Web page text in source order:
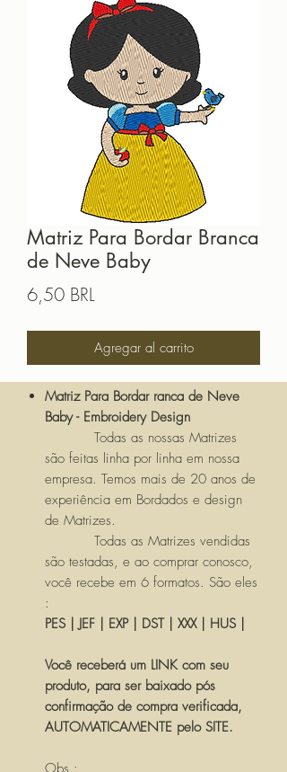
Matriz Para Bordar Branca
de Neve Baby
6,50 BRL
Agregar al carrito
Matriz Para Bordar ranca de Neve
Baby - Embroidery Design
Todas as nossas Matrizes
são feitas linha por linha em nossa
empresa. Temos mais de 20 anos de
experiência em Bordados e design
de Matrizes.
Todas as Matrizes vendidas
são testadas, e ao comprar conosco,
você recebe em 6 formatos. São eles
:
PES | JEF | EXP | DST | XXX | HUS |
Você receberá um LINK com seu
produto, para ser baixado pós
confirmação de compra verificada,
AUTOMATICAMENTE pelo SITE.